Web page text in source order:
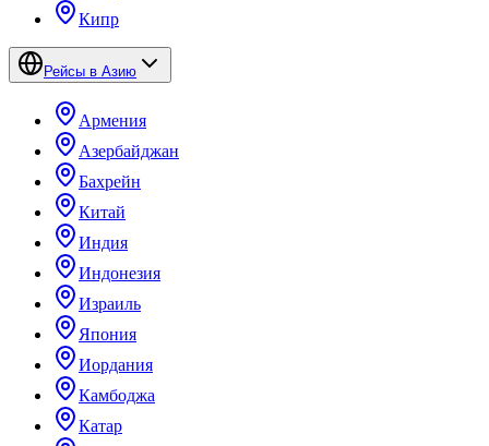
Кипр
Рейсы в Азию
Армения
Азербайджан
Бахрейн
Китай
Индия
Индонезия
Израиль
Япония
Иордания
Камбоджа
Катар